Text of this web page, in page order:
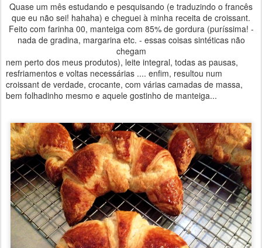
Quase um mês estudando e pesquisando (e traduzindo o francês
que eu não sei! hahaha) e cheguei à minha receita de croissant.
Feito com farinha 00, manteiga com 85% de gordura (puríssima! -
nada de gradina, margarina etc. - essas coisas sintéticas não
chegam
nem perto dos meus produtos), leite integral, todas as pausas,
resfriamentos e voltas necessárias .... enfim, resultou num
croissant de verdade, crocante, com várias camadas de massa,
bem folhadinho mesmo e aquele gostinho de manteiga...